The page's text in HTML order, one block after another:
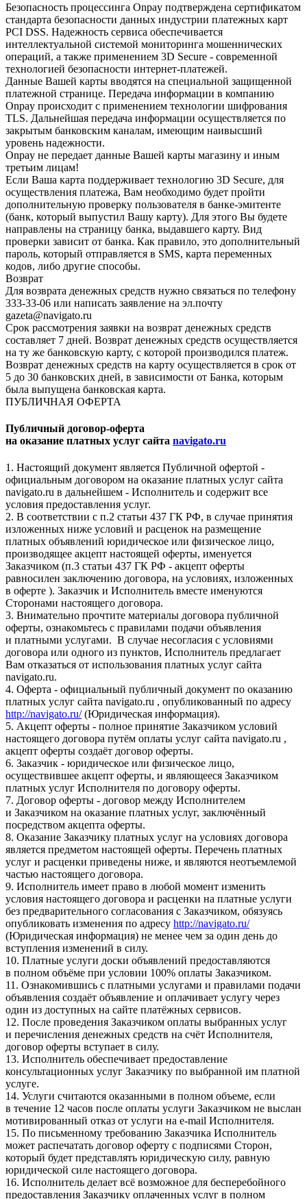
Безопасность процессинга Onpay подтверждена сертификатом
стандарта безопасности данных индустрии платежных карт
PCI DSS. Надежность сервиса обеспечивается
интеллектуальной системой мониторинга мошеннических
операций, а также применением 3D Secure - современной
технологией безопасности интернет-платежей.
Данные Вашей карты вводятся на специальной защищенной
платежной странице. Передача информации в компанию
Onpay происходит с применением технологии шифрования
TLS. Дальнейшая передача информации осуществляется по
закрытым банковским каналам, имеющим наивысший
уровень надежности.
Onpay не передает данные Вашей карты магазину и иным
третьим лицам!
Если Ваша карта поддерживает технологию 3D Secure, для
осуществления платежа, Вам необходимо будет пройти
дополнительную проверку пользователя в банке-эмитенте
(банк, который выпустил Вашу карту). Для этого Вы будете
направлены на страницу банка, выдавшего карту. Вид
проверки зависит от банка. Как правило, это дополнительный
пароль, который отправляется в SMS, карта переменных
кодов, либо другие способы.
Возврат
Для возврата денежных средств нужно связаться по телефону
333-33-06 или написать заявление на эл.почту
gazeta@navigato.ru
Срок рассмотрения заявки на возврат денежных средств
составляет 7 дней. Возврат денежных средств осуществляется
на ту же банковскую карту, с которой производился платеж.
Возврат денежных средств на карту осуществляется в срок от
5 до 30 банковских дней, в зависимости от Банка, которым
была выпущена банковская карта.
ПУБЛИЧНАЯ ОФЕРТА
Публичный договор-оферта
на оказание платных услуг сайта navigato.ru
1. Настоящий документ является Публичной офертой -
официальным договором на оказание платных услуг сайта
navigato.ru в дальнейшем - Исполнитель и содержит все
условия предоставления услуг.
2. В соответствии с п.2 статьи 437 ГК РФ, в случае принятия
изложенных ниже условий и расценок на размещение
платных объявлений юридическое или физическое лицо,
производящее акцепт настоящей оферты, именуется
Заказчиком (п.3 статьи 437 ГК РФ - акцепт оферты
равносилен заключению договора, на условиях, изложенных
в оферте ). Заказчик и Исполнитель вместе именуются
Сторонами настоящего договора.
3. Внимательно прочтите материалы договора публичной
оферты, ознакомьтесь с правилами подачи объявления
и платными услугами. В случае несогласия с условиями
договора или одного из пунктов, Исполнитель предлагает
Вам отказаться от использования платных услуг сайта
navigato.ru.
4. Оферта - официальный публичный документ по оказанию
платных услуг сайта navigato.ru , опубликованный по адресу
http://navigato.ru/(Юридическая информация).
5. Акцепт оферты - полное принятие Заказчиком условий
настоящего договора путём оплаты услуг сайта navigato.ru ,
акцепт оферты создаёт договор оферты.
6. Заказчик - юридическое или физическое лицо,
осуществившее акцепт оферты, и являющееся Заказчиком
платных услуг Исполнителя по договору оферты.
7. Договор оферты - договор между Исполнителем
и Заказчиком на оказание платных услуг, заключённый
посредством акцепта оферты.
8. Оказание Заказчику платных услуг на условиях договора
является предметом настоящей оферты. Перечень платных
услуг и расценки приведены ниже, и являются неотъемлемой
частью настоящего договора.
9. Исполнитель имеет право в любой момент изменить
условия настоящего договора и расценки на платные услуги
без предварительного согласования с Заказчиком, обязуясь
опубликовать изменения по адресу http://navigato.ru/
(Юридическая информация) не менее чем за один день до
вступления изменений в силу.
10. Платные услуги доски объявлений предоставляются
в полном объёме при условии 100% оплаты Заказчиком.
11. Ознакомившись с платными услугами и правилами подачи
объявления создаёт объявление и оплачивает услугу через
один из доступных на сайте платёжных сервисов.
12. После проведения Заказчиком оплаты выбранных услуг
и перечисления денежных средств на счёт Исполнителя,
договор оферты вступает в силу.
13. Исполнитель обеспечивает предоставление
консультационных услуг Заказчику по выбранной им платной
услуге.
14. Услуги считаются оказанными в полном объеме, если
в течение 12 часов после оплаты услуги Заказчиком не выслан
мотивированный отказ от услуги на e-mail Исполнителя.
15. По письменному требованию Заказчика Исполнитель
может распечатать договор оферту с подписями Сторон,
который будет представлять юридическую силу, равную
юридической силе настоящего договора.
16. Исполнитель делает всё возможное для бесперебойного
предоставления Заказчику оплаченных услуг в полном